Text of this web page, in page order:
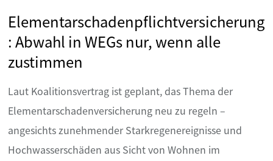
Elementarschadenpflichtversicherung
: Abwahl in WEGs nur, wenn alle
zustimmen
Laut Koalitionsvertrag ist geplant, das Thema der
Elementarschadenversicherung neu zu regeln –
angesichts zunehmender Starkregenereignisse und
Hochwasserschäden aus Sicht von Wohnen im